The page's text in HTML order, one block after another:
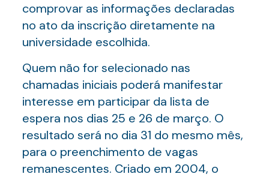
comprovar as informações declaradas
no ato da inscrição diretamente na
universidade escolhida.
Quem não for selecionado nas
chamadas iniciais poderá manifestar
interesse em participar da lista de
espera nos dias 25 e 26 de março. O
resultado será no dia 31 do mesmo mês,
para o preenchimento de vagas
remanescentes. Criado em 2004, o